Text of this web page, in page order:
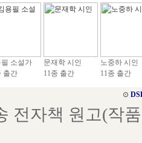
필 소설가
출간
문재학 시인
11종 출간
노중하 시인
11종 출간
⊙
전자책 원고(작